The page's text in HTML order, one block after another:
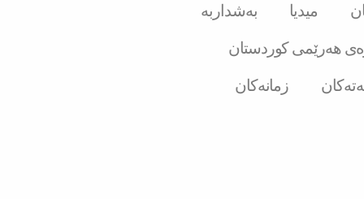
میدیا
بەشداربە
هەرێمی کوردستان
زمانەکان